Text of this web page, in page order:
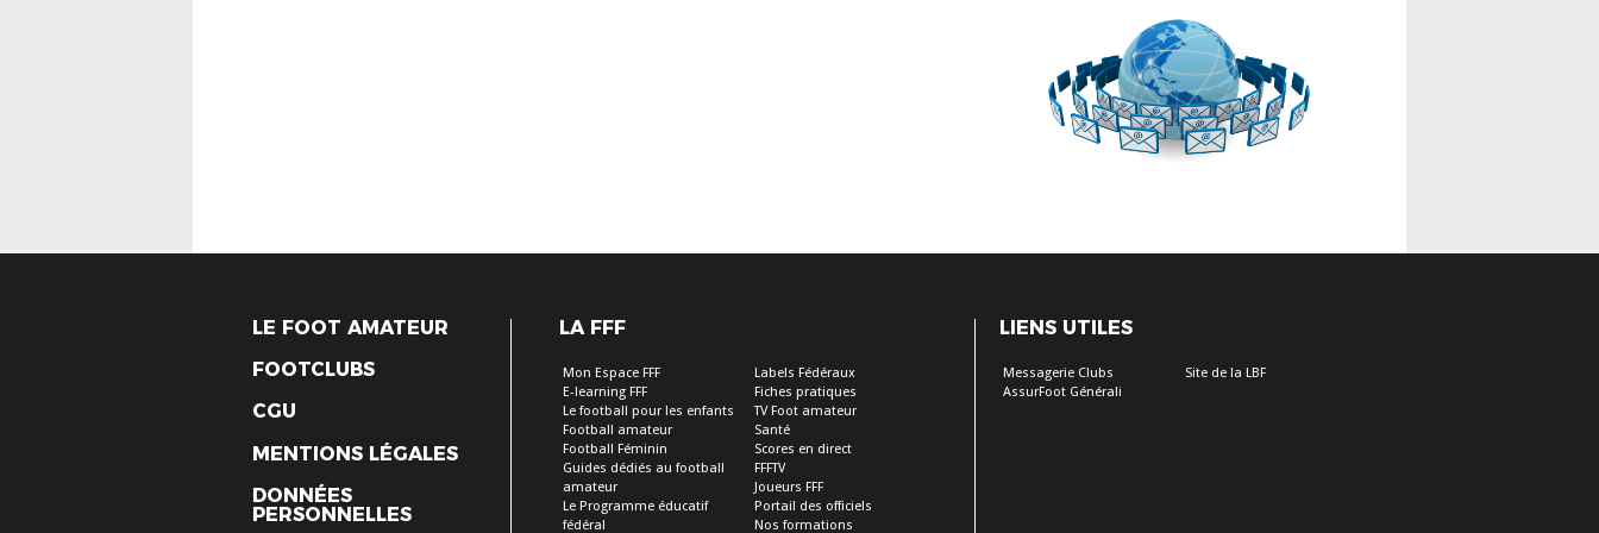
LE FOOT AMATEUR
FOOTCLUBS
CGU
MENTIONS LÉGALES
DONNÉES
PERSONNELLES
LA FFF
Mon Espace FFF
E-learning FFF
Le football pour les enfants
Football amateur
Football Féminin
Guides dédiés au football
amateur
Le Programme éducatif
fédéral
Labels Fédéraux
Fiches pratiques
TV Foot amateur
Santé
Scores en direct
FFFTV
Joueurs FFF
Portail des officiels
Nos formations
LIENS UTILES
Messagerie Clubs
AssurFoot Générali
Site de la LBF